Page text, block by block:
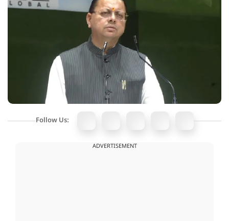
Follow Us:
ADVERTISEMENT